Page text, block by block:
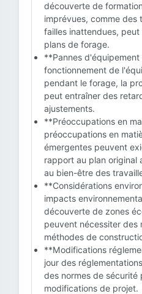
découverte de
imprévues, comme des
failles inattendues,
plans de forage.
**Pannes
fonctionnement de
pendant le forage, la
peut entraîner des
ajustements.
**Préoccupations en
préoccupations en
émergentes peuvent
rapport au plan original
au bien-être des
**Considérations
impacts
découverte de zones
peuvent nécessiter des
méthodes de
**Modifications
jour des
des normes de
modifications de projet.